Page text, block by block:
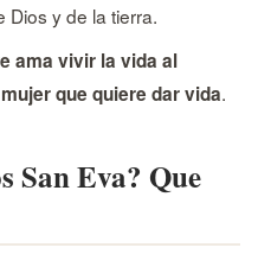
Dios y de la tierra.
ama vivir la vida al
mujer que quiere dar vida.
San Eva? Que